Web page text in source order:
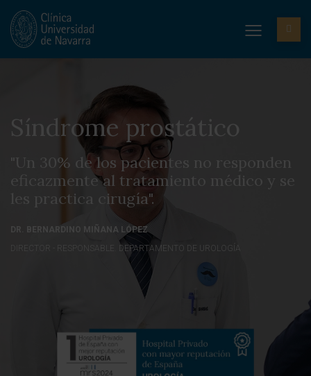
Síndrome prostático
"Un 30% de los pacientes no responden
eficazmente al tratamiento médico y se
les practica cirugía".
DR. BERNARDINO MIÑANA LÓPEZ
DIRECTOR - RESPONSABLE. DEPARTAMENTO DE UROLOGÍA